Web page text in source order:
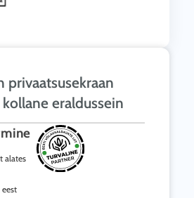
privaatsusekraan
eraldussein
alates
eest